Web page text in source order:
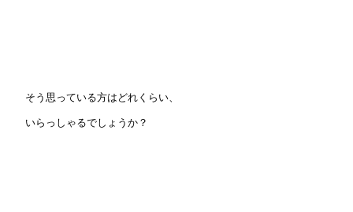
そう思っている方はどれくらい、
いらっしゃるでしょうか？